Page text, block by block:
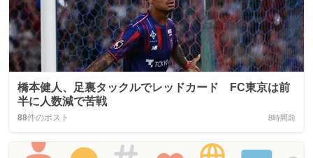
橋本健人、足裏タックルでレッドカード FC東京は前
半に人数減で苦戦
88件のポスト 8時間前